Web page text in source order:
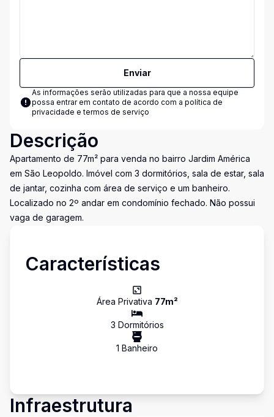
Enviar
As informações serão utilizadas para que a nossa equipe
possa entrar em contato de acordo com a política de
privacidade e termos de serviço
Descrição
Apartamento de 77m² para venda no bairro Jardim América
em São Leopoldo. Imóvel com 3 dormitórios, sala de estar, sala
de jantar, cozinha com área de serviço e um banheiro.
Localizado no 2º andar em condomínio fechado. Não possui
vaga de garagem.
Características
Área Privativa 77m²
3 Dormitórios
1 Banheiro
Infraestrutura